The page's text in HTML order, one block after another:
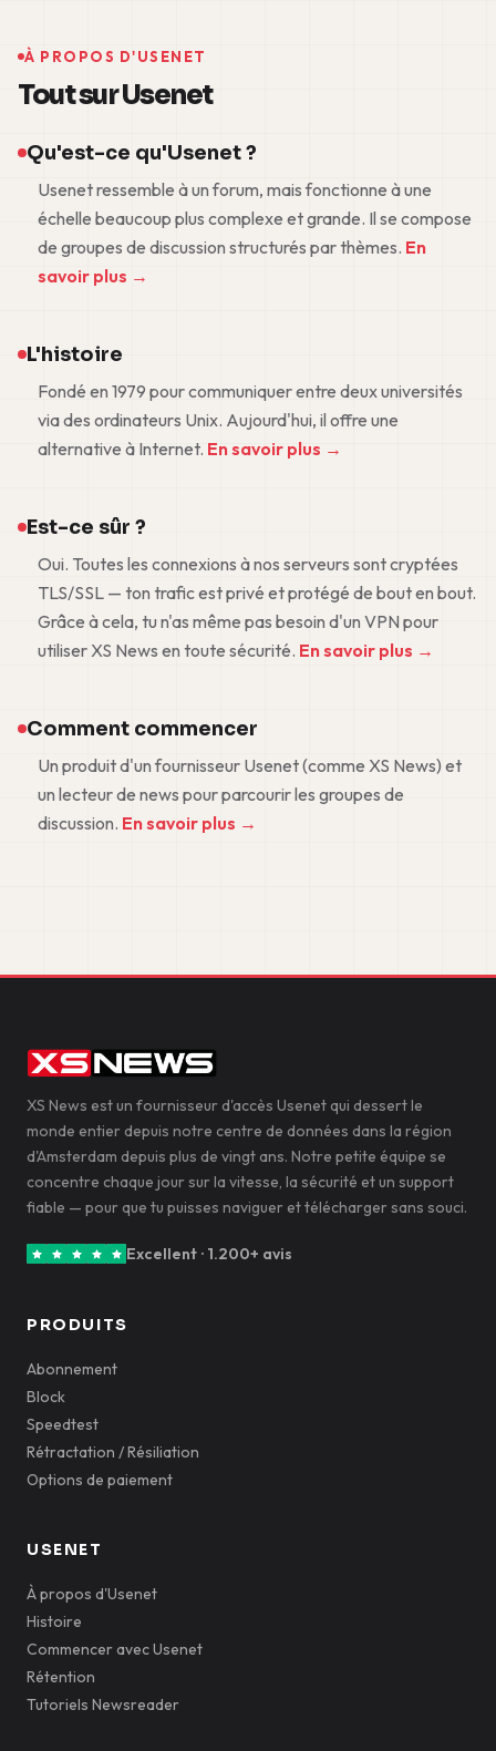
À PROPOS D'USENET
Tout sur Usenet
Qu'est-ce qu'Usenet ?
Usenet ressemble à un forum, mais fonctionne à une
échelle beaucoup plus complexe et grande. Il se compose
de groupes de discussion structurés par thèmes. En
savoir plus →
L'histoire
Fondé en 1979 pour communiquer entre deux universités
via des ordinateurs Unix. Aujourd'hui, il offre une
alternative à Internet. En savoir plus →
Est-ce sûr ?
Oui. Toutes les connexions à nos serveurs sont cryptées
TLS/SSL — ton trafic est privé et protégé de bout en bout.
Grâce à cela, tu n'as même pas besoin d'un VPN pour
utiliser XS News en toute sécurité. En savoir plus →
Comment commencer
Un produit d'un fournisseur Usenet (comme XS News) et
un lecteur de news pour parcourir les groupes de
discussion. En savoir plus →
XS News est un fournisseur d'accès Usenet qui dessert le
monde entier depuis notre centre de données dans la région
d'Amsterdam depuis plus de vingt ans. Notre petite équipe se
concentre chaque jour sur la vitesse, la sécurité et un support
fiable — pour que tu puisses naviguer et télécharger sans souci.
Excellent · 1.200+ avis
PRODUITS
Abonnement
Block
Speedtest
Rétractation / Résiliation
Options de paiement
USENET
À propos d'Usenet
Histoire
Commencer avec Usenet
Rétention
Tutoriels Newsreader